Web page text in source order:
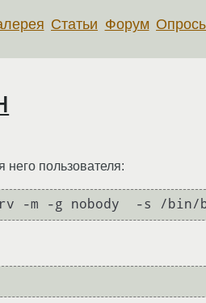
Статьи Форум
пользователя:
-m -g nobody  -s /bin/